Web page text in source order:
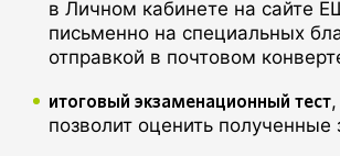
в Личном кабинете на сайте
письменно на специальных
отправкой в почтовом
итоговый экзаменационный тест
позволит оценить полученные